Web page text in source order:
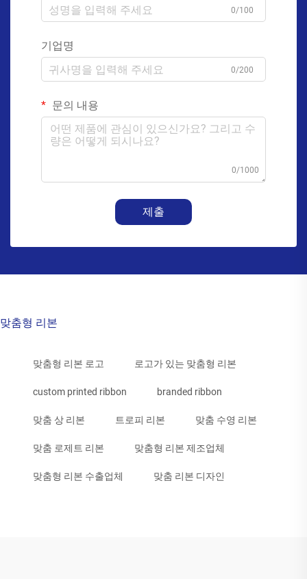
0/100
기업명
0/200
문의 내용
0/1000
제출
맞춤형 리본
맞춤형 리본 로고 로고가 있는 맞춤형 리본
custom printed ribbon branded ribbon
맞춤 상 리본 트로피 리본 맞춤 수영 리본
맞춤 로제트 리본 맞춤형 리본 제조업체
맞춤형 리본 수출업체 맞춤 리본 디자인